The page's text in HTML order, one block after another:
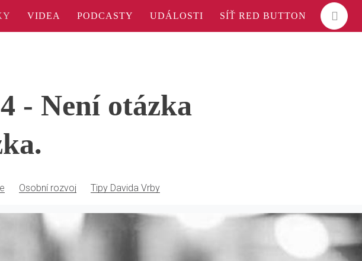
VIDEA PODCASTY UDÁLOSTI SÍŤ RED BUTTON
- Není otázka
Osobní rozvoj Tipy Davida Vrby